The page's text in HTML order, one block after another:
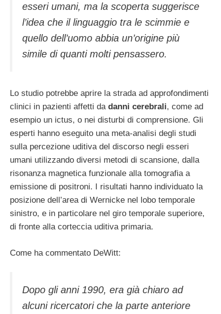
esseri umani, ma la scoperta suggerisce
l’idea che il linguaggio tra le scimmie e
quello dell’uomo abbia un’origine più
simile di quanti molti pensassero.
Lo studio potrebbe aprire la strada ad approfondimenti
clinici in pazienti affetti da danni cerebrali, come ad
esempio un ictus, o nei disturbi di comprensione. Gli
esperti hanno eseguito una meta-analisi degli studi
sulla percezione uditiva del discorso negli esseri
umani utilizzando diversi metodi di scansione, dalla
risonanza magnetica funzionale alla tomografia a
emissione di positroni. I risultati hanno individuato la
posizione dell’area di Wernicke nel lobo temporale
sinistro, e in particolare nel giro temporale superiore,
di fronte alla corteccia uditiva primaria.
Come ha commentato DeWitt:
Dopo gli anni 1990, era già chiaro ad
alcuni ricercatori che la parte anteriore